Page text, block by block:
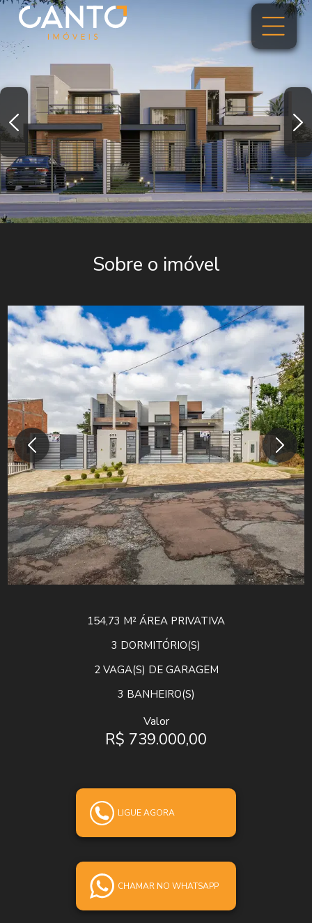
Sobre o imóvel
154,73 M² ÁREA PRIVATIVA
3 DORMITÓRIO(S)
2VAGA(S) DE GARAGEM
3 BANHEIRO(S)
Valor
R$ 739.000,00
LIGUE AGORA
CHAMAR NO WHATSAPP